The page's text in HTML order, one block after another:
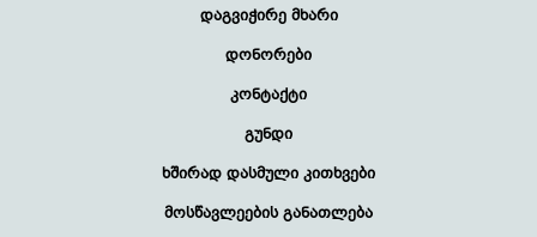
დაგვიჭირე მხარი
დონორები
კონტაქტი
გუნდი
ხშირად დასმული კითხვები
მოსწავლეების განათლება